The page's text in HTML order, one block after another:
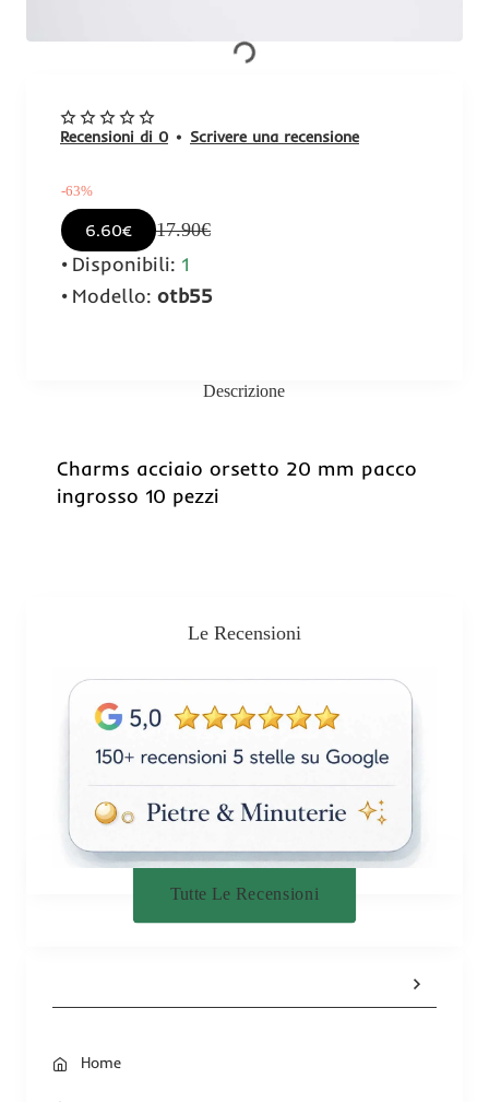
-63%
Recensioni di 0 • Scrivere una recensione
-63%
6.60€ 17.90€
Disponibili: 1
Modello: otb55
Descrizione
Charms acciaio orsetto 20 mm pacco
ingrosso 10 pezzi
Le Recensioni
Tutte Le Recensioni
Home